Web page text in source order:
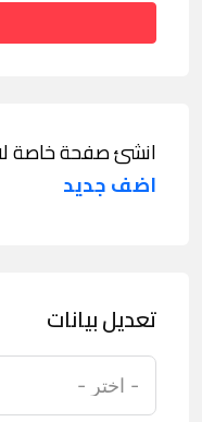
انشئ صفحة خاصة
اضف جديد
تعديل بيانات